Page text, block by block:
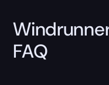
FAQ